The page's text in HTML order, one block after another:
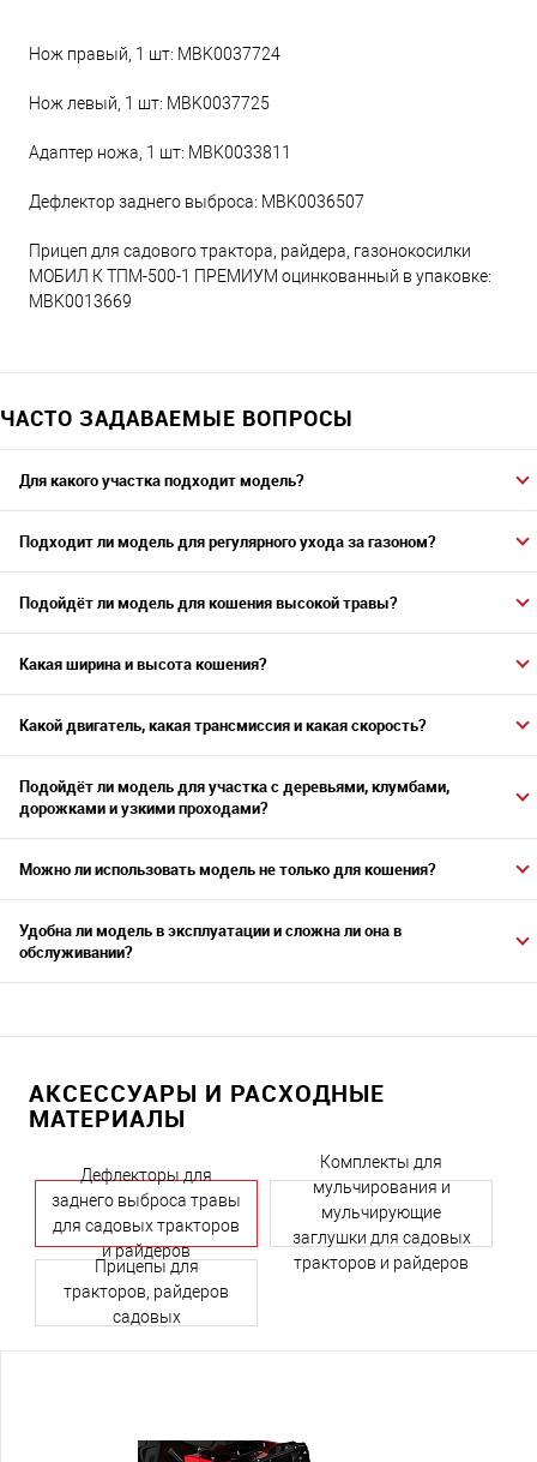
Нож правый, 1 шт: MBK0037724
Нож левый, 1 шт: MBK0037725
Адаптер ножа, 1 шт: MBK0033811
Дефлектор заднего выброса: MBK0036507
Прицеп для садового трактора, райдера, газонокосилки
МОБИЛ К ТПМ-500-1 ПРЕМИУМ оцинкованный в упаковке:
MBK0013669
ЧАСТО ЗАДАВАЕМЫЕ ВОПРОСЫ
Для какого участка подходит модель?
Подходит ли модель для регулярного ухода за газоном?
Подойдёт ли модель для кошения высокой травы?
Какая ширина и высота кошения?
Какой двигатель, какая трансмиссия и какая скорость?
Подойдёт ли модель для участка с деревьями, клумбами,
дорожками и узкими проходами?
Можно ли использовать модель не только для кошения?
Удобна ли модель в эксплуатации и сложна ли она в
обслуживании?
АКСЕССУАРЫ И РАСХОДНЫЕ
МАТЕРИАЛЫ
Дефлекторы для
заднего выброса травы
для садовых тракторов
и райдеров
Комплекты для
мульчирования и
мульчирующие
заглушки для садовых
тракторов и райдеров
Прицепы для
тракторов, райдеров
садовых